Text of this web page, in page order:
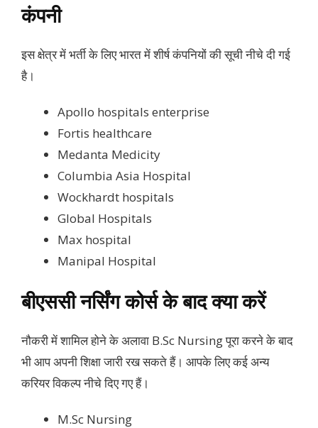
कंपनी
इस क्षेत्र में भर्ती के लिए भारत में शीर्ष कंपनियों की सूची नीचे दी गई
है।
Apollo hospitals enterprise
Fortis healthcare
Medanta Medicity
Columbia Asia Hospital
Wockhardt hospitals
Global Hospitals
Max hospital
Manipal Hospital
बीएससी नर्सिंग कोर्स के बाद क्या करें
नौकरी में शामिल होने के अलावा B.Sc Nursing पूरा करने के बाद
भी आप अपनी शिक्षा जारी रख सकते हैं। आपके लिए कई अन्य
करियर विकल्प नीचे दिए गए हैं।
M.Sc Nursing